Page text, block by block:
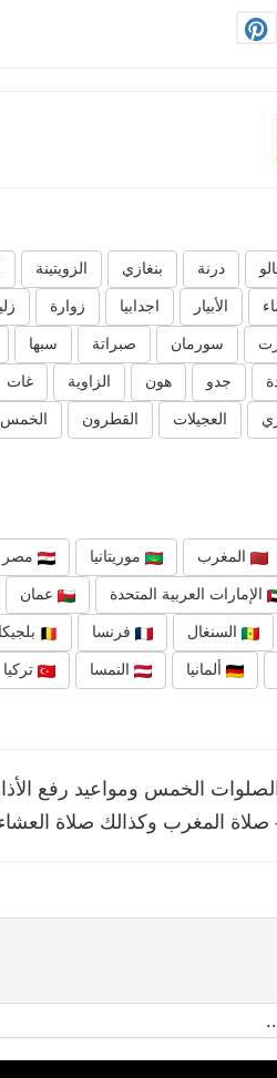
درنة بنغازي الزويتينة
الأبيار اجدابيا زوارة
سورمان صبراتة سبها
جدو هون الزاوية غات
العجيلات القطرون الخمس
المغرب موريتانيا مصر
الإمارات العربية المتحدة عمان
السنغال فرنسا بلجيكا
ألمانيا النمسا تركيا
الخمس ومواعيد رفع
المغرب وكذالك صلاة